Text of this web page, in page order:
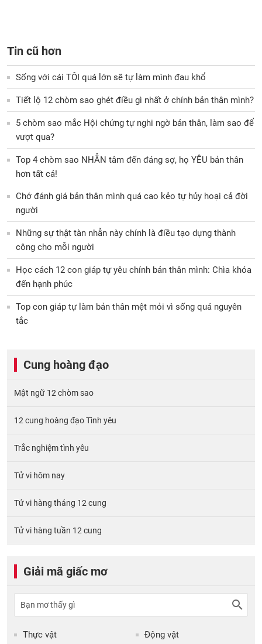
Tin cũ hơn
Sống với cái TÔI quá lớn sẽ tự làm mình đau khổ
Tiết lộ 12 chòm sao ghét điều gì nhất ở chính bản thân mình?
5 chòm sao mắc Hội chứng tự nghi ngờ bản thân, làm sao để
vượt qua?
Top 4 chòm sao NHẪN tâm đến đáng sợ, họ YÊU bản thân
hơn tất cả!
Chớ đánh giá bản thân mình quá cao kẻo tự hủy hoại cả đời
người
Những sự thật tàn nhẫn này chính là điều tạo dựng thành
công cho mỗi người
Học cách 12 con giáp tự yêu chính bản thân mình: Chìa khóa
đến hạnh phúc
Top con giáp tự làm bản thân mệt mỏi vì sống quá nguyên
tắc
Cung hoàng đạo
Mật ngữ 12 chòm sao
12 cung hoàng đạo Tình yêu
Trắc nghiệm tình yêu
Tử vi hôm nay
Tử vi hàng tháng 12 cung
Tử vi hàng tuần 12 cung
Giải mã giấc mơ
Thực vật Động vật